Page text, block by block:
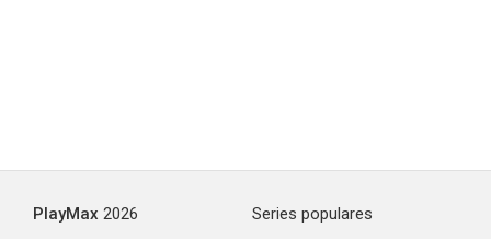
PlayMax 2026
Series populares